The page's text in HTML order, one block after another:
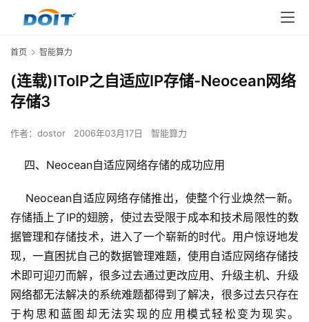
首页 智能算力
(连载)IToIP之自适应IP存储-Neocean网络
存储3
作者： dostor 2006年03月17日 智能算力
Neocean自适应网络存储推出，使整个行业焕然一新。
存储插上了IP的翅膀，使过去受限于成本和技术局限性的数
据管理和存储技术，进入了一个崭新的时代。用户惊讶地发
现，一直困扰自己的数据管理难题，使用自适应网络存储技
术即可迎刃而解，很多过去通过更改应用、升级主机、升级
网络都无法解决的系统难题都得到了解决，很多过去只存在
于构思和蓝图却无法实现的应用模式轻松变为现实。